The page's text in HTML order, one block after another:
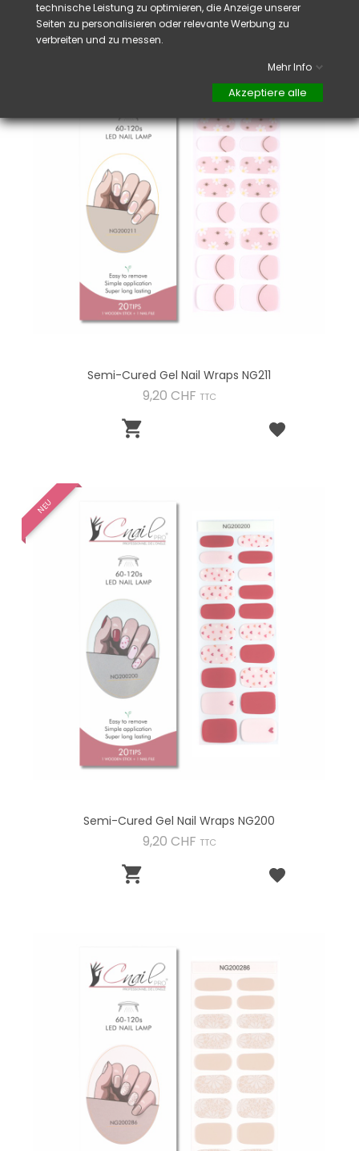
Semi-Cured Gel Nail Wraps NG211
9,20 CHF Preis
TTC

Semi-Cured Gel Nail Wraps NG200
9,20 CHF Preis
TTC
NEU

technische Leistung zu optimieren, die Anzeige unserer
Seiten zu personalisieren oder relevante Werbung zu
verbreiten und zu messen.
Mehr Info
Akzeptiere alle